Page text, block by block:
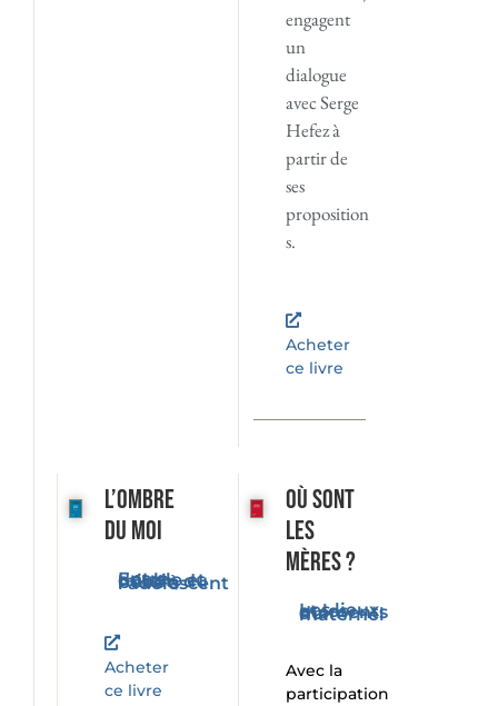
engagent
un
dialogue
avec Serge
Hefez à
partir de
ses
proposition
s.
Acheter
ce livre
L’ombre
du moi
Entre double et miroir, du bébé à l'adolescent
Acheter
ce livre
Où sont
les
mères ?
Les lieux et les moments du maternel
Avec la
participation